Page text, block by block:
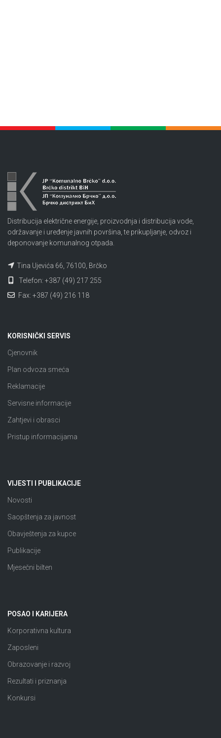
Distribucija električne energije, proizvodnja i distribucija vode,
održavanje i uređenje javnih površina, te prikupljanje, odvoz i
deponovanje komunalnog otpada.
Tina Ujevića 66, 76100, Brčko
Telefon: +387 (49) 217 255
Fax: +387 (49) 216 118
KORISNIČKI SERVIS
Cjenovnik
Plan odvoza smeća
Reklamacije
Servisne informacije
Zahtjevi i obrasci
Pristup informacijama
VIJESTI I PUBLIKACIJE
Novosti
Saopštenja za javnost
Obavještenja za kupce
Publikacije
Mjesečni bilten
POSAO I KARIJERA
Korporativna kultura
Zaposleni
Obrazovanje i razvoj
Rezultati i priznanja
Konkursi